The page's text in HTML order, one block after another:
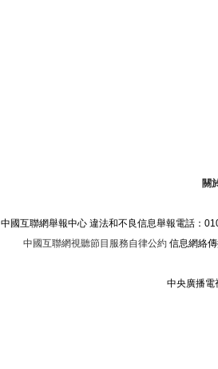
關
中國互聯網舉報中心 違法和不良信息舉報電話：
中國互聯網視聽節目服務自律公約 信息網絡
中央廣播電